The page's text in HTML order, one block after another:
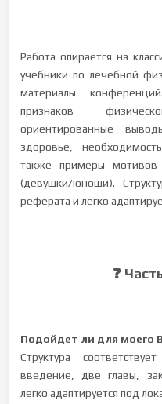
Работа опирается на
учебники по лечебной
материалы
признаков
ориентированные
здоровье,
также примеры мотивов
(девушки/юноши).
реферата и легко
❓
Подойдет ли для моего
Структура
введение, две главы,
легко адаптируется под